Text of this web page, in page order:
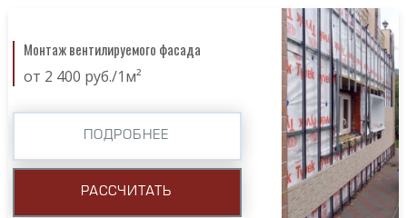
Монтаж вентилируемого фасада
от 2 400 руб./1м²
ПОДРОБНЕЕ
РАССЧИТАТЬ